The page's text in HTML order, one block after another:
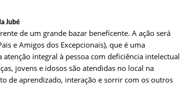
Jubé
de um grande bazar beneficente. A ação será
e Amigos dos Excepcionais), que é uma
integral à pessoa com deficiência intelectual
jovens e idosos são atendidas no local na
de aprendizado, interação e sorrir com os outros